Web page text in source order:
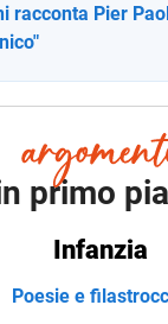
racconta Pier
primo
Infanzia
Poesie e